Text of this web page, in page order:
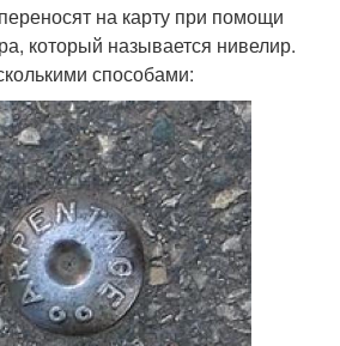
на карту при помощи
который называется нивелир.
способами: